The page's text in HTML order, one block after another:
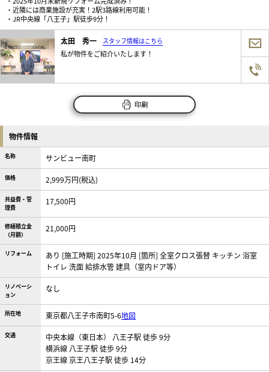
・近隣には商業施設が充実！2駅3路線利用可能！
・JR中央線「八王子」駅徒歩9分！
太田 秀一 スタッフ情報はこちら
私が物件をご紹介いたします！
印刷
物件情報
名称 サンビュー南町
価格 2,999万円(税込)
共益費・管
理費
17,500円
修繕積立金
（月額）
21,000円
リフォーム
あり [施工時期] 2025年10月 [箇所] 全室クロス張替 キッチン 浴室
トイレ 洗面 給排水管 建具（室内ドア等）
リノベーシ
ョン
なし
所在地 東京都八王子市南町5-6地図
交通
中央本線（東日本） 八王子駅 徒歩 9分
横浜線 八王子駅 徒歩 9分
京王線 京王八王子駅 徒歩 14分